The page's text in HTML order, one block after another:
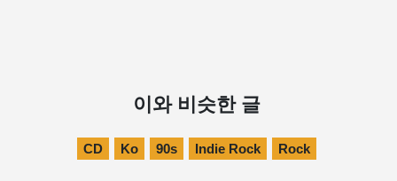
이와 비슷한 글
CD Ko 90s Indie Rock Rock